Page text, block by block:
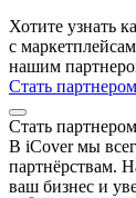
Хотите узнать
с
нашим
Стать партнером
Стать партнером
В iCover мы
партнёрствам.
ваш бизнес и